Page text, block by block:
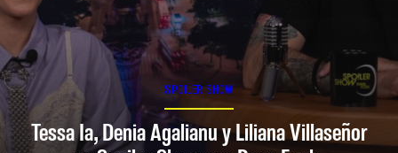
SPOILER SHOW
Tessa Ia, Denia Agalianu y Liliana Villaseñor